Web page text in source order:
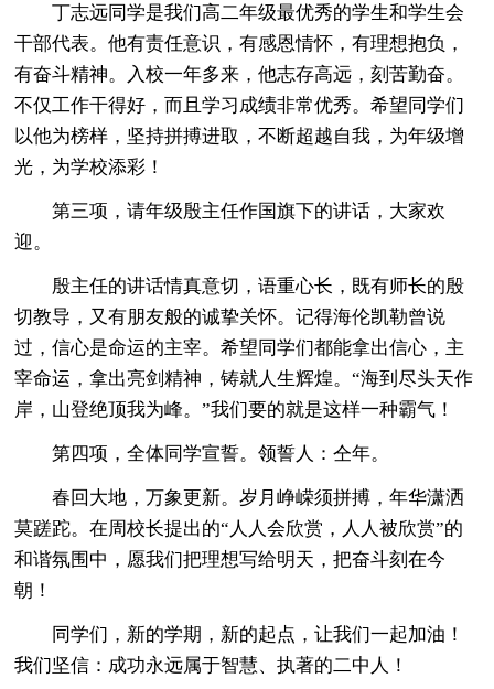
丁志远同学是我们高二年级最优秀的学生和学生会
干部代表。他有责任意识，有感恩情怀，有理想抱负，
有奋斗精神。入校一年多来，他志存高远，刻苦勤奋。
不仅工作干得好，而且学习成绩非常优秀。希望同学们
以他为榜样，坚持拼搏进取，不断超越自我，为年级增
光，为学校添彩！
第三项，请年级殷主任作国旗下的讲话，大家欢
迎。
殷主任的讲话情真意切，语重心长，既有师长的殷
切教导，又有朋友般的诚挚关怀。记得海伦凯勒曾说
过，信心是命运的主宰。希望同学们都能拿出信心，主
宰命运，拿出亮剑精神，铸就人生辉煌。“海到尽头天作
岸，山登绝顶我为峰。”我们要的就是这样一种霸气！
第四项，全体同学宣誓。领誓人：仝年。
春回大地，万象更新。岁月峥嵘须拼搏，年华潇洒
莫蹉跎。在周校长提出的“人人会欣赏，人人被欣赏”的
和谐氛围中，愿我们把理想写给明天，把奋斗刻在今
朝！
同学们，新的学期，新的起点，让我们一起加油！
我们坚信：成功永远属于智慧、执著的二中人！